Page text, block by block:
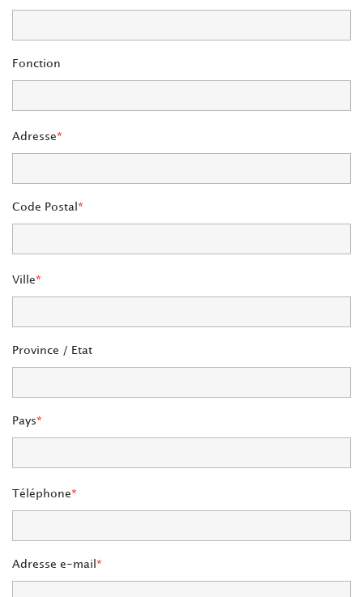
Fonction
Adresse
Code Postal
Ville
Province / Etat
Pays
Téléphone
Adresse e-mail